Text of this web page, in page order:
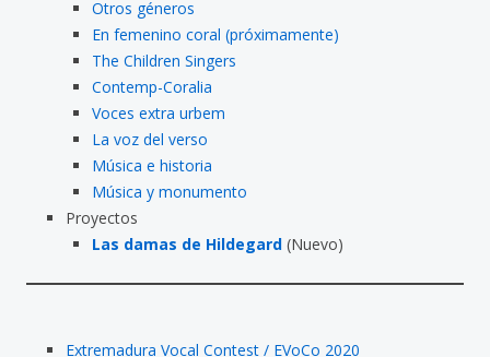
Otros géneros
En femenino coral (próximamente)
The Children Singers
Contemp-Coralia
Voces extra urbem
La voz del verso
Música e historia
Música y monumento
Proyectos
Las damas de Hildegard (Nuevo)
Extremadura Vocal Contest / EVoCo 2020